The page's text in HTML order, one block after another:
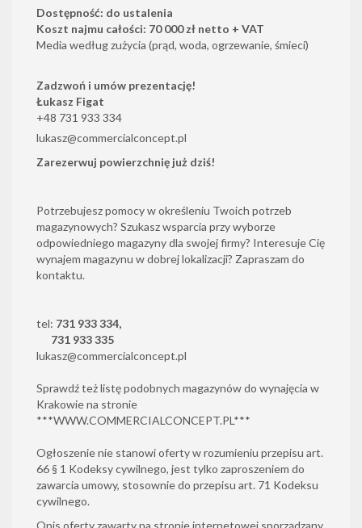
Dostępność: do ustalenia
Koszt najmu całości: 70 000 zł netto + VAT
Media według zużycia (prąd, woda, ogrzewanie, śmieci)
Zadzwoń i umów prezentację!
Łukasz Figat
+48 731 933 334
lukasz@commercialconcept.pl
Zarezerwuj powierzchnię już dziś!
Potrzebujesz pomocy w określeniu Twoich potrzeb
magazynowych? Szukasz wsparcia przy wyborze
odpowiedniego magazyny dla swojej firmy? Interesuje Cię
wynajem magazynu w dobrej lokalizacji? Zapraszam do
kontaktu.
tel: 731 933 334,
731 933 335
lukasz@commercialconcept.pl
Sprawdź też listę podobnych magazynów do wynajęcia w
Krakowie na stronie
***WWW.COMMERCIALCONCEPT.PL***
Ogłoszenie nie stanowi oferty w rozumieniu przepisu art.
66 § 1 Kodeksy cywilnego, jest tylko zaproszeniem do
zawarcia umowy, stosownie do przepisu art. 71 Kodeksu
cywilnego.
Opis oferty zawarty na stronie internetowej sporządzany